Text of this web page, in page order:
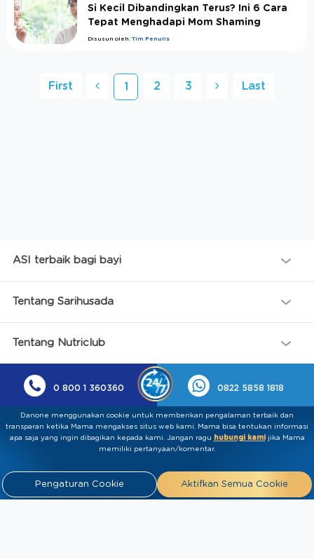
Si Kecil Dibandingkan Terus? Ini 6 Cara
Tepat Menghadapi Mom Shaming
Disusun oleh: Tim Penulis
First 1 2 3 Last
ASI terbaik bagi bayi
Tentang Sarihusada
Tentang Nutriclub
0 800 1 360360 0822 5858 1818
Kebijakan Privasi Syarat & Ketentuan
Press
Danone menggunakan cookie untuk memberikan pengalaman terbaik dan
transparan ketika Mama mengakses situs web kami. Mama bisa tentukan informasi
apa saja yang ingin dibagikan kepada kami.​ ​Jangan ragu hubungi kamijika Mama
memiliki pertanyaan/komentar.
Pengaturan Cookie Aktifkan Semua Cookie